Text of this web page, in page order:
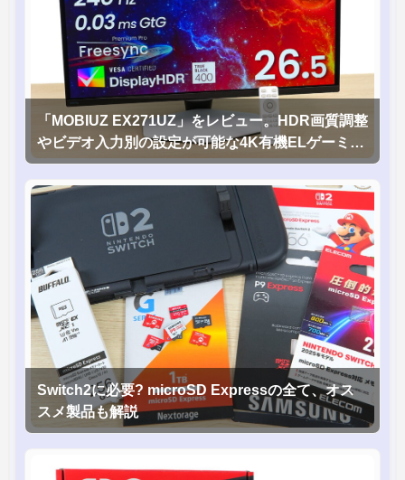
「MOBIUZ EX271UZ」をレビュー。HDR画質調整
やビデオ入力別の設定が可能な4K有機ELゲーミン
グモニタを徹底検証
Switch2に必要? microSD Expressの全て、オス
スメ製品も解説